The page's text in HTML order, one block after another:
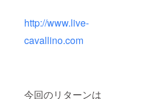
http://www.live-
cavallino.com
今回のリターンは